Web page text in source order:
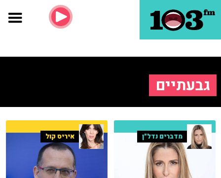
גבעתיים
מדברים נדל"ן איריס קול